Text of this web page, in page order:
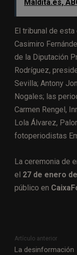
Maldita.es,
El tribunal de
Casimiro
de la Diputación
Rodríguez,
Sevilla; Antony
Nogales; las
Carmen Rengel,
Lola Álvarez,
fotoperiodistas
La ceremonia de
el 27 de enero
público en
Artículo anterior
La desinformación